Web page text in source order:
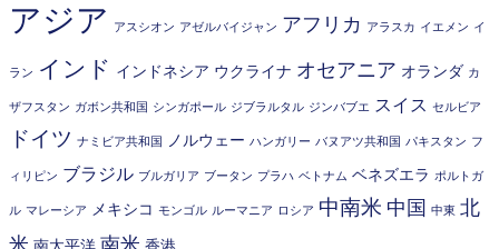
アジア アスシオン アゼルバイジャン アフリカ アラスカ イエメン イ
ラン インド インドネシア ウクライナ オセアニア オランダ カ
ザフスタン ガボン共和国 シンガポール ジブラルタル ジンバブエ スイス セルビア
ドイツ ナミビア共和国 ノルウェー ハンガリー バヌアツ共和国 パキスタン フ
ィリピン ブラジル ブルガリア ブータン プラハ ベトナム ベネズエラ ポルトガ
ル マレーシア メキシコ モンゴル ルーマニア ロシア 中南米 中国 中東 北